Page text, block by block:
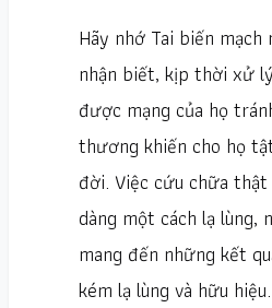
Hãy nhớ Tai biến mạch
nhận biết, kịp thời xử
được mạng của họ
thương khiến cho họ
đời. Việc cứu chữa
dàng một cách lạ lùng,
mang đến những kết
kém lạ lùng và hữu hiệu.